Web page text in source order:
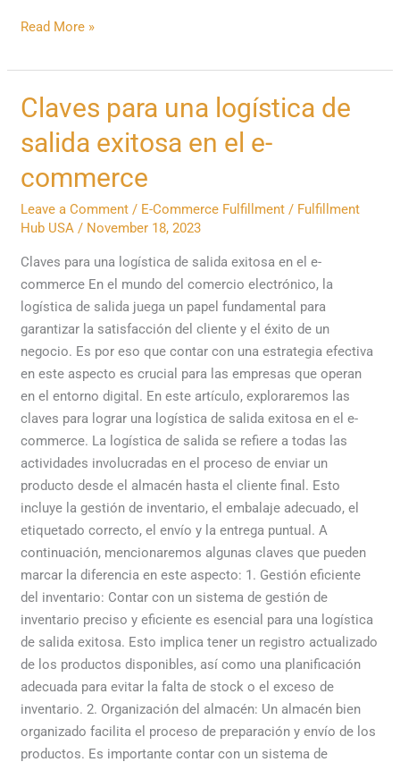
Read More »
Claves para una logística de
salida exitosa en el e-
commerce
Leave a Comment / E-Commerce Fulfillment / Fulfillment
Hub USA/ November 18, 2023
Claves para una logística de salida exitosa en el e-
commerce En el mundo del comercio electrónico, la
logística de salida juega un papel fundamental para
garantizar la satisfacción del cliente y el éxito de un
negocio. Es por eso que contar con una estrategia efectiva
en este aspecto es crucial para las empresas que operan
en el entorno digital. En este artículo, exploraremos las
claves para lograr una logística de salida exitosa en el e-
commerce. La logística de salida se refiere a todas las
actividades involucradas en el proceso de enviar un
producto desde el almacén hasta el cliente final. Esto
incluye la gestión de inventario, el embalaje adecuado, el
etiquetado correcto, el envío y la entrega puntual. A
continuación, mencionaremos algunas claves que pueden
marcar la diferencia en este aspecto: 1. Gestión eficiente
del inventario: Contar con un sistema de gestión de
inventario preciso y eficiente es esencial para una logística
de salida exitosa. Esto implica tener un registro actualizado
de los productos disponibles, así como una planificación
adecuada para evitar la falta de stock o el exceso de
inventario. 2. Organización del almacén: Un almacén bien
organizado facilita el proceso de preparación y envío de los
productos. Es importante contar con un sistema de
Claves
para
una
de
salida
exitosa
en
el
e-
commerce